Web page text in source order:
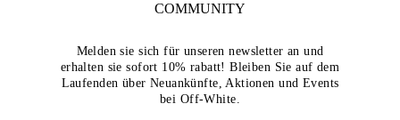
COMMUNITY
Melden sie sich für unseren newsletter an und
erhalten sie sofort 10% rabatt! Bleiben Sie auf dem
Laufenden über Neuankünfte, Aktionen und Events
bei Off-White.